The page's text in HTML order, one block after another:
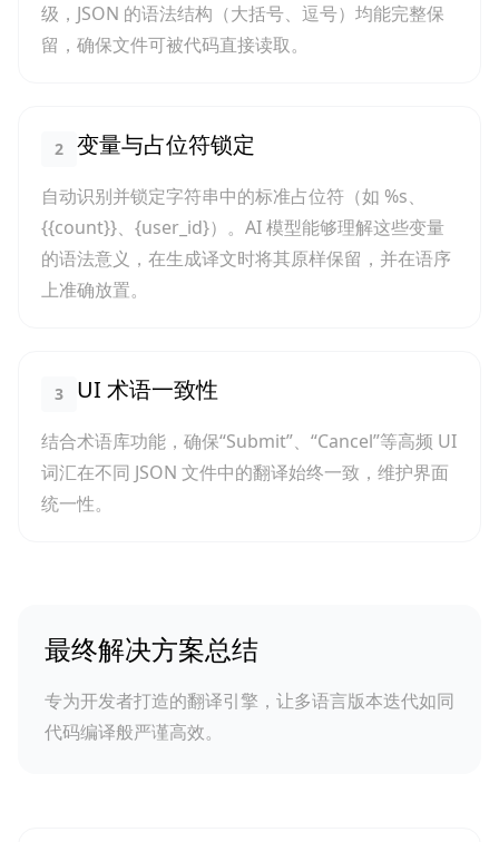
级，JSON 的语法结构（大括号、逗号）均能完整保
留，确保文件可被代码直接读取。
2 变量与占位符锁定
自动识别并锁定字符串中的标准占位符（如 %s、
{{count}}、{user_id}）。AI 模型能够理解这些变量
的语法意义，在生成译文时将其原样保留，并在语序
上准确放置。
3 UI 术语一致性
结合术语库功能，确保“Submit”、“Cancel”等高频 UI
词汇在不同 JSON 文件中的翻译始终一致，维护界面
统一性。
最终解决方案总结
专为开发者打造的翻译引擎，让多语言版本迭代如同
代码编译般严谨高效。